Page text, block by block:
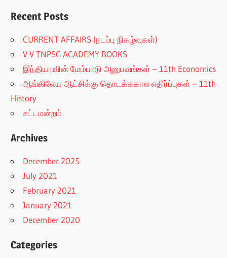
Recent Posts
CURRENT AFFAIRS (நடப்பு நிகழ்வுகள்)
V V TNPSC ACADEMY BOOKS
இந்தியாவின் மேம்பாடு அனுபவங்கள் – 11th Economics
ஆங்கிலேய ஆட்சிக்கு தொடக்ககால எதிர்ப்புகள் – 11th
History
சட்டமன்றம்
Archives
December 2025
July 2021
February 2021
January 2021
December 2020
Categories